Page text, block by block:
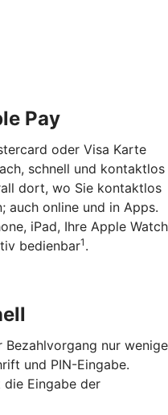
Pay
oder Visa Karte
schnell und kontaktlos
dort, wo Sie kontaktlos
auch online und in Apps.
iPad, Ihre Apple Watch
bedienbar1 .
nur wenige
und PIN-Eingabe.
Eingabe der